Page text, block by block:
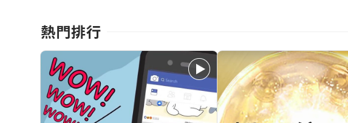
熱門排行